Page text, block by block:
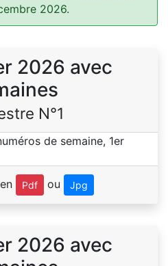
2026.
2026 avec
N°1
Pdf ou Jpg
2026 avec